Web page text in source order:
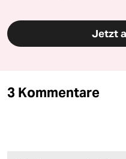
Jetzt
3 Kommentare